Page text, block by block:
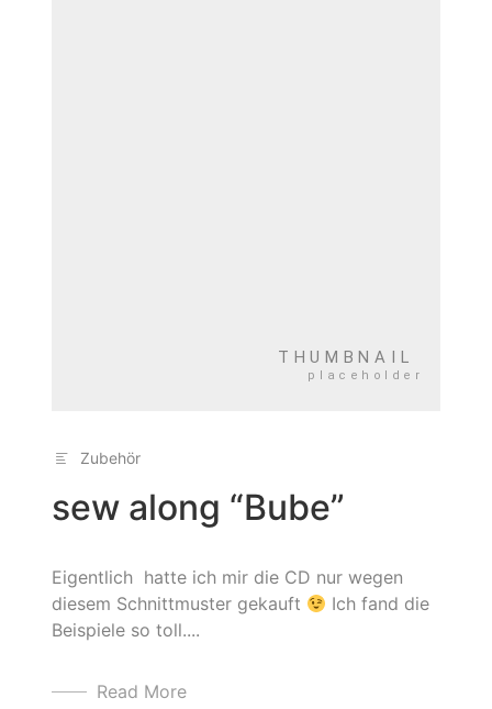
Zubehör
sew along “Bube”
Eigentlich hatte ich mir die CD nur wegen
diesem Schnittmuster gekauft
Ich fand die
Beispiele so toll....
Read More